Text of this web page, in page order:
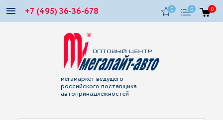
+7 (495) 36-36-678 0 0 0
мегамаркет ведущего
российского поставщика
автопринадлежностей